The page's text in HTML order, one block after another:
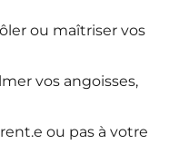
ou maîtriser vos
vos angoisses,
ou pas à votre